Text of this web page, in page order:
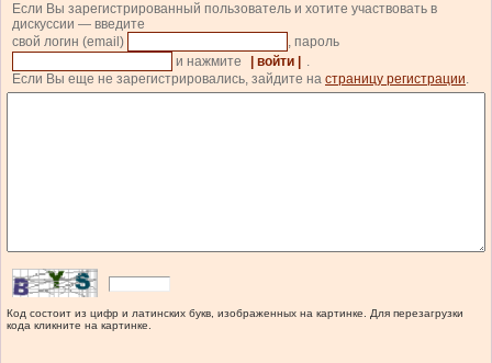
Если Вы зарегистрированный пользователь и хотите участвовать в
дискуссии — введите
свой логин (email)
, пароль
и нажмите
| войти |
.
Если Вы еще не зарегистрировались, зайдите на страницу регистрации.
Код состоит из цифр и латинских букв, изображенных на картинке. Для перезагрузки
кода кликните на картинке.